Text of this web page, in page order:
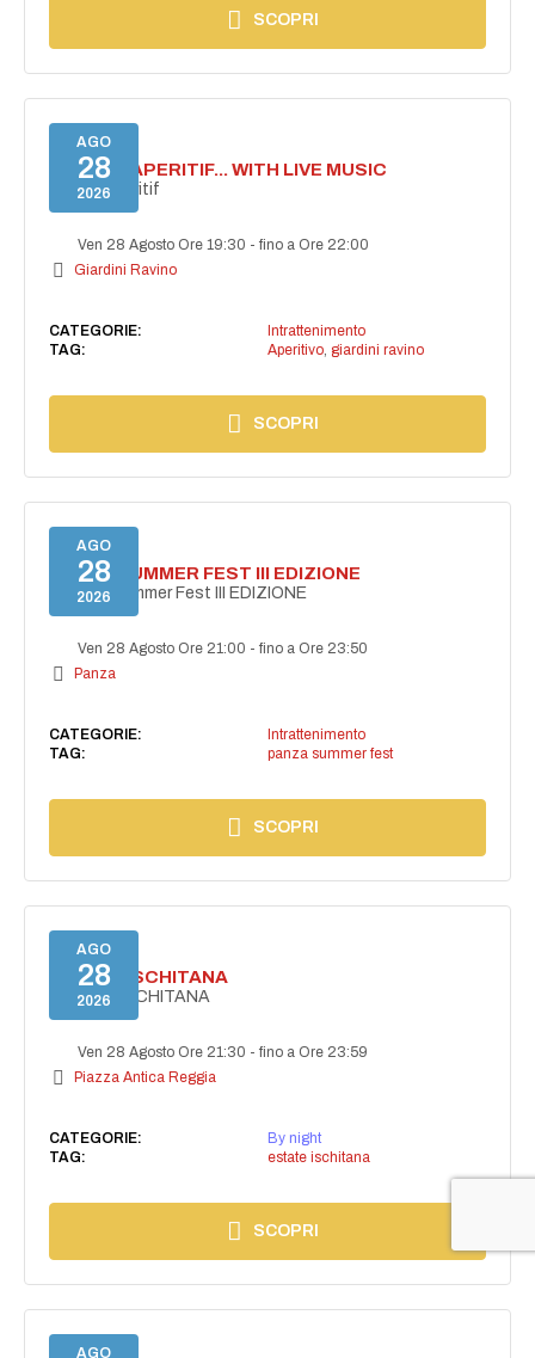
SCOPRI
AGO
28
2026
SECRET APERITIF... WITH LIVE MUSIC
Secret aperitif
Ven 28 Agosto Ore 19:30 -fino a Ore 22:00
Giardini Ravino
CATEGORIE:
Intrattenimento
TAG:
Aperitivo, giardini ravino
SCOPRI
AGO
28
2026
PANZA SUMMER FEST III EDIZIONE
PANZA Summer Fest III EDIZIONE
Ven 28 Agosto Ore 21:00 -fino a Ore 23:50
Panza
CATEGORIE:
Intrattenimento
TAG:
panza summer fest
SCOPRI
AGO
28
2026
ESTATE ISCHITANA
ESTATE ISCHITANA
Ven 28 Agosto Ore 21:30 -fino a Ore 23:59
Piazza Antica Reggia
CATEGORIE:
By night
TAG:
estate ischitana
SCOPRI
AGO